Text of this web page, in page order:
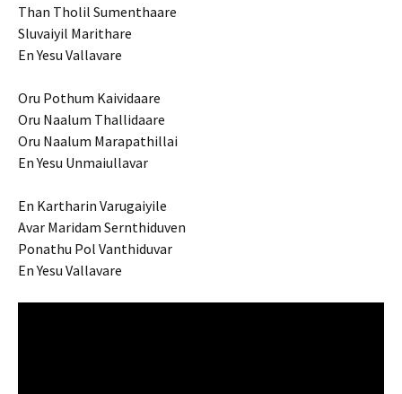
Than Tholil Sumenthaare
Sluvaiyil Marithare
En Yesu Vallavare
Oru Pothum Kaividaare
Oru Naalum Thallidaare
Oru Naalum Marapathillai
En Yesu Unmaiullavar
En Kartharin Varugaiyile
Avar Maridam Sernthiduven
Ponathu Pol Vanthiduvar
En Yesu Vallavare